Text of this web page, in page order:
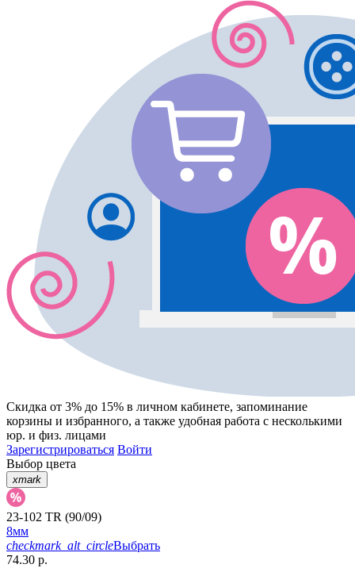
Скидка от 3% до 15% в личном кабинете, запоминание
корзины и избранного, а также удобная работа с несколькими
юр. и физ. лицами
Зарегистрироваться Войти
Выбор цвета
xmark
23-102 TR (90/09)
8мм
checkmark_alt_circleВыбрать
74.30 р.